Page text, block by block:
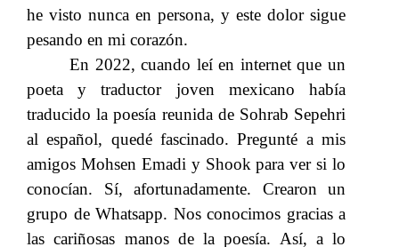
he visto nunca en persona, y este dolor sigue
pesando en mi corazón.
En 2022, cuando leí en internet que un
poeta y traductor joven mexicano había
traducido la poesía reunida de Sohrab Sepehri
al español, quedé fascinado. Pregunté a mis
amigos Mohsen Emadi y Shook para ver si lo
conocían. Sí, afortunadamente. Crearon un
grupo de Whatsapp. Nos conocimos gracias a
las cariñosas manos de la poesía. Así, a lo